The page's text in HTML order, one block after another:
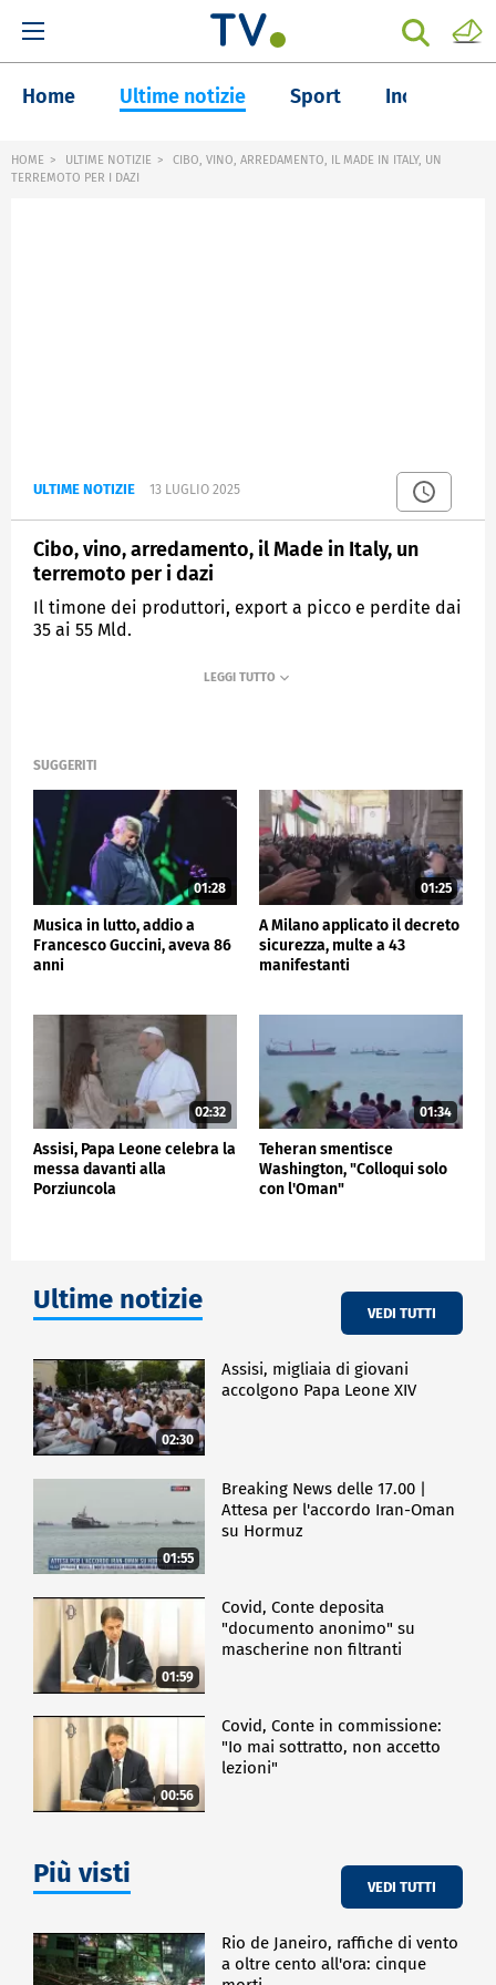
Home Ultime notizie Sport Inchieste
HOME ULTIME NOTIZIE
CIBO, VINO, ARREDAMENTO, IL MADE IN ITALY, UN
TERREMOTO PER I DAZI
ULTIME NOTIZIE 13 LUGLIO 2025
Cibo, vino, arredamento, il Made in Italy, un
terremoto per i dazi
Il timone dei produttori, export a picco e perdite dai
35 ai 55 Mld.
SUGGERITI
01:28
Musica in lutto, addio a
Francesco Guccini, aveva 86
anni
01:25
A Milano applicato il decreto
sicurezza, multe a 43
manifestanti
02:32
Assisi, Papa Leone celebra la
messa davanti alla
Porziuncola
01:34
Teheran smentisce
Washington, "Colloqui solo
con l'Oman"
Ultime notizie VEDI TUTTI
02:30
Assisi, migliaia di giovani
accolgono Papa Leone XIV
01:55
Breaking News delle 17.00 |
Attesa per l'accordo Iran-Oman
su Hormuz
01:59
Covid, Conte deposita
"documento anonimo" su
mascherine non filtranti
00:56
Covid, Conte in commissione:
"Io mai sottratto, non accetto
lezioni"
Più visti VEDI TUTTI
Rio de Janeiro, raffiche di vento
a oltre cento all'ora: cinque